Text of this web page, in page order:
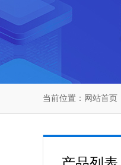
当前位置： 网站首页